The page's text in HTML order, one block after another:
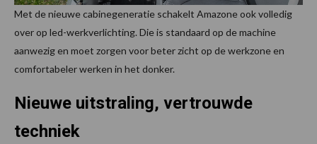
Met de nieuwe cabinegeneratie schakelt Amazone ook volledig
over op led-werkverlichting. Die is standaard op de machine
aanwezig en moet zorgen voor beter zicht op de werkzone en
comfortabeler werken in het donker.
Nieuwe uitstraling, vertrouwde
techniek